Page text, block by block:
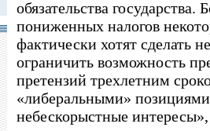
обязательства
пониженных налогов
фактически хотят сделать
ограничить возможность
претензий трехлетним
«либеральными»
небескорыстные